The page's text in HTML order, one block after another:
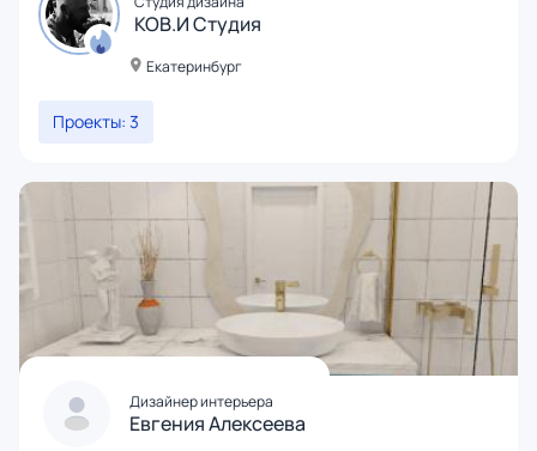
КОВ.И Студия
Екатеринбург
Проекты: 3
Дизайнер интерьера
Евгения Алексеева